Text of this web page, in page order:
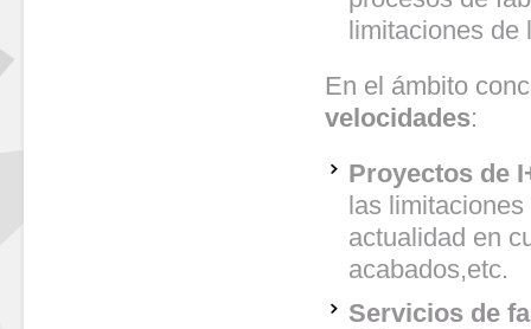
limitaciones
En el ámbito
velocidades:
Proyectos de
las
actualidad en
acabados,etc.
Servicios de